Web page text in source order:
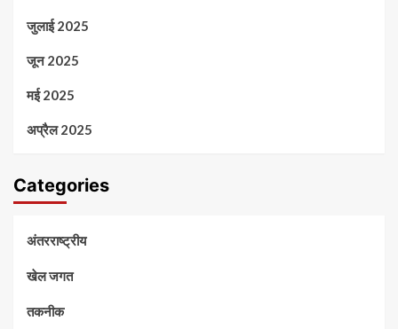
जुलाई 2025
जून 2025
मई 2025
अप्रैल 2025
Categories
अंतरराष्ट्रीय
खेल जगत
तकनीक